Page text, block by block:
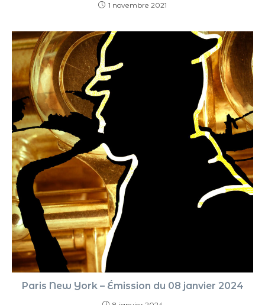
1 novembre 2021
Paris New York – Émission du 08 janvier 2024